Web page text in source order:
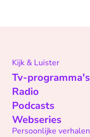
Kijk & Luister
Tv-programma's
Radio
Podcasts
Webseries
Persoonlijke verhalen